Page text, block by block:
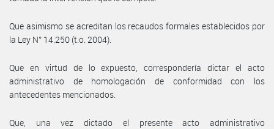
Que asimismo se acreditan los recaudos formales establecidos por
la Ley N° 14.250 (t.o. 2004).
Que en virtud de lo expuesto, correspondería dictar el acto
administrativo de homologación de conformidad con los
antecedentes mencionados.
Que, una vez dictado el presente acto administrativo